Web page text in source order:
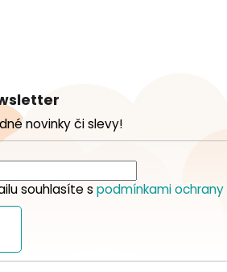
novinky či slevy!
souhlasíte s podmínkami